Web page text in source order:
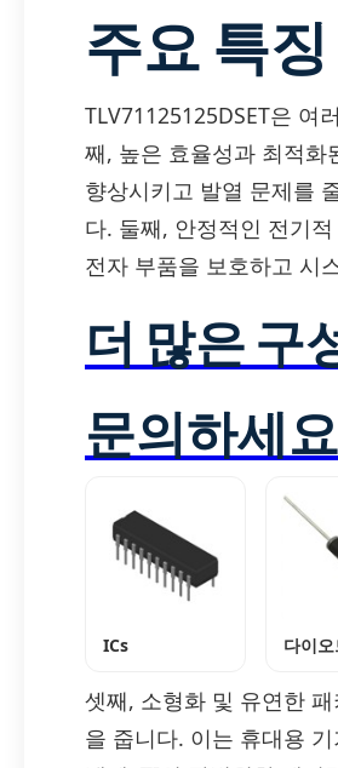
주요 특
TLV71125125DSET은 여
째, 높은 효율성과 최적화
향상시키고 발열 문제를
다. 둘째, 안정적인 전기
전자 부품을 보호하고 시
더 많은 구
문의하세
ICs 다이
셋째, 소형화 및 유연한
을 줍니다. 이는 휴대용